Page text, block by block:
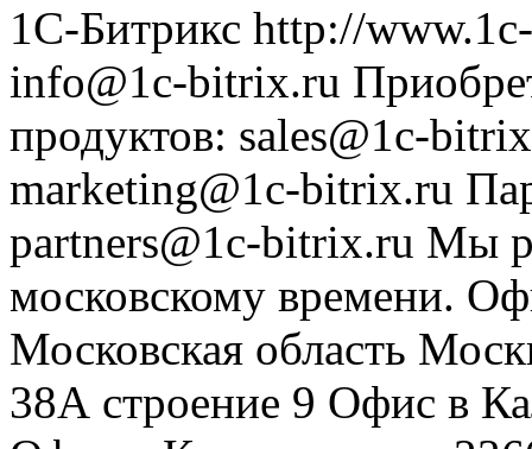
1С-Битрикс http://
info@1c-bitrix.ru
продуктов: sales@1c-
marketing@1c-bitrix.ru
partners@1c-bitrix.ru Мы
московскому времени.
Московская область
38А строение 9 Офис в